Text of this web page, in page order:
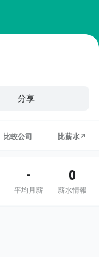
分享
比較公司 比薪水↗
-
平均月薪
0
薪水情報